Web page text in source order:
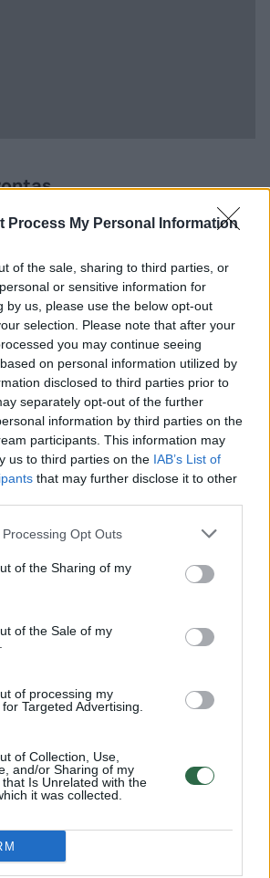
Process My Personal Information
of the sale, sharing to third parties, or
or sensitive information for
by us, please use the below opt-out
selection. Please note that after your
you may continue seeing
on personal information utilized by
disclosed to third parties prior to
separately opt-out of the further
information by third parties on the
participants. This information may
us to third parties on the IAB’s List of
that may further disclose it to other
Opt Outs
of the Sharing of my
of the Sale of my
of processing my
Targeted Advertising.
of Collection, Use,
and/or Sharing of my
Is Unrelated with the
it was collected.
duomenų centrus Persijos
– jau įskaičiuojant ir antrąjį
prieš „Amazon“ duomenų
praėjusio mėnesio
atsisakė komentuoti,
Web Services“ (AWS)
matyti, kad regione
nuo pirmojo balandžio 30
nuotraukos rodo
aiškiai pareiškė, kad
laiko pagrįstais kariniais
paskelbtas sąrašas, kuriame
regioniniai technologijų
„Amazon“, „Google“,
ir „Palantir“
paskelbtoje po liepos 21
„Amazon“ duomenų centrą,
kad vėl smogė šiam